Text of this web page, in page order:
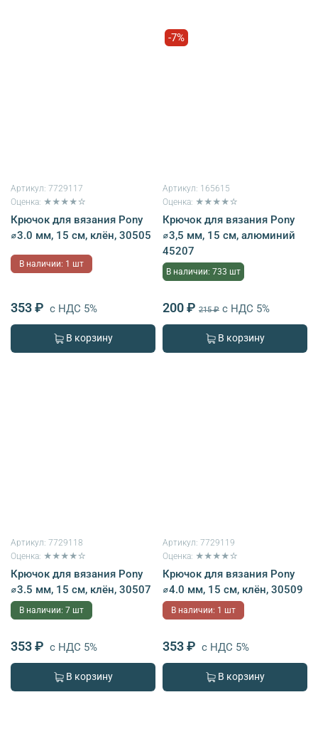
Артикул: 7729117
Оценка: ★★★★☆
Крючок для вязания Pony
⌀3.0 мм, 15 см, клён, 30505
В наличии: 1 шт
353 ₽ с НДС 5%
В корзину
-7%
Артикул: 165615
Оценка: ★★★★☆
Крючок для вязания Pony
⌀3,5 мм, 15 см, алюминий
45207
В наличии: 733 шт
200 ₽ 215 ₽ с НДС 5%
В корзину
Артикул: 7729118
Оценка: ★★★★☆
Крючок для вязания Pony
⌀3.5 мм, 15 см, клён, 30507
В наличии: 7 шт
353 ₽ с НДС 5%
В корзину
Артикул: 7729119
Оценка: ★★★★☆
Крючок для вязания Pony
⌀4.0 мм, 15 см, клён, 30509
В наличии: 1 шт
353 ₽ с НДС 5%
В корзину